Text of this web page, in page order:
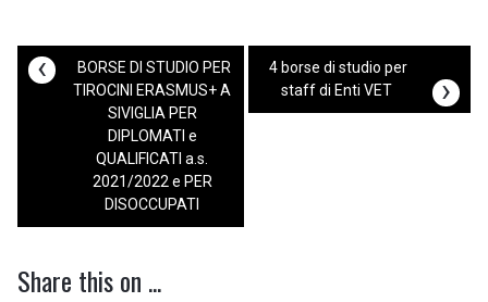
‹
BORSE DI STUDIO PER
TIROCINI ERASMUS+ A
SIVIGLIA PER
DIPLOMATI e
QUALIFICATI a.s.
2021/2022 e PER
DISOCCUPATI
4 borse di studio per
staff di Enti VET
›
Share this on ...